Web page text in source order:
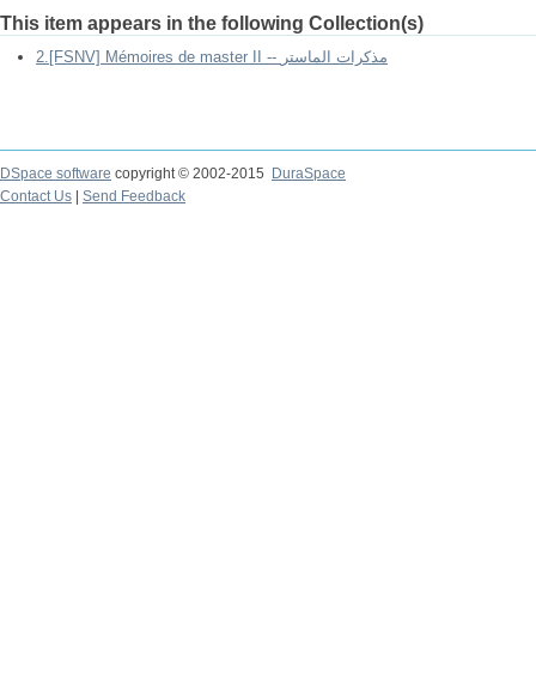
This item appears in the following Collection(s)
2.[FSNV] Mémoires de master II -- مذكرات الماستر
DSpace software copyright © 2002-2015
DuraSpace
Contact Us
Send Feedback